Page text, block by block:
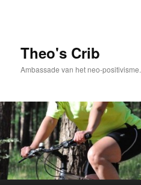
Theo's Crib
Ambassade van het neo-positivisme.